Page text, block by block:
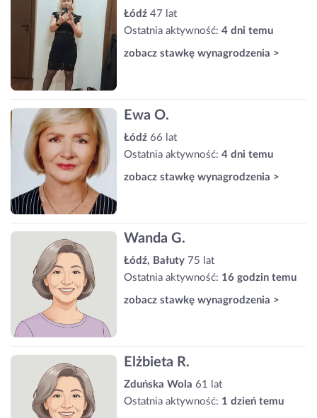
Łódź 47 lat
Ostatnia aktywność: 4 dni temu
zobacz stawkę wynagrodzenia >
Ewa O.
Łódź 66 lat
Ostatnia aktywność: 4 dni temu
zobacz stawkę wynagrodzenia >
Wanda G.
Łódź, Bałuty 75 lat
Ostatnia aktywność: 16 godzin temu
zobacz stawkę wynagrodzenia >
Elżbieta R.
Zduńska Wola 61 lat
Ostatnia aktywność: 1 dzień temu